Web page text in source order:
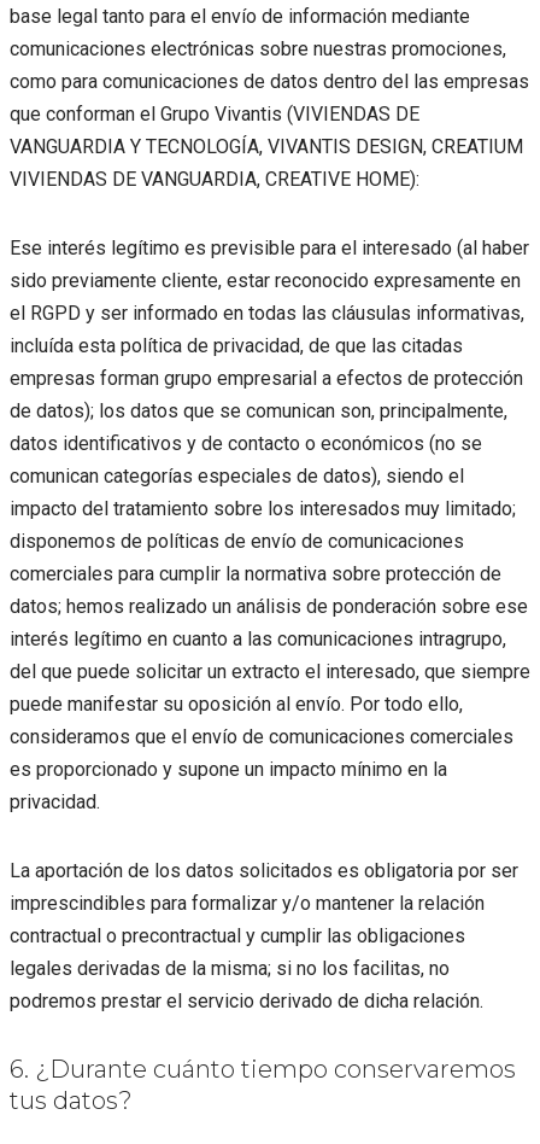
base legal tanto para el envío de información mediante
comunicaciones electrónicas sobre nuestras promociones,
como para comunicaciones de datos dentro del las empresas
que conforman el Grupo Vivantis (VIVIENDAS DE
VANGUARDIA Y TECNOLOGÍA, VIVANTIS DESIGN, CREATIUM
VIVIENDAS DE VANGUARDIA, CREATIVE HOME):
Ese interés legítimo es previsible para el interesado (al haber
sido previamente cliente, estar reconocido expresamente en
el RGPD y ser informado en todas las cláusulas informativas,
incluída esta política de privacidad, de que las citadas
empresas forman grupo empresarial a efectos de protección
de datos); los datos que se comunican son, principalmente,
datos identificativos y de contacto o económicos (no se
comunican categorías especiales de datos), siendo el
impacto del tratamiento sobre los interesados muy limitado;
disponemos de políticas de envío de comunicaciones
comerciales para cumplir la normativa sobre protección de
datos; hemos realizado un análisis de ponderación sobre ese
interés legítimo en cuanto a las comunicaciones intragrupo,
del que puede solicitar un extracto el interesado, que siempre
puede manifestar su oposición al envío. Por todo ello,
consideramos que el envío de comunicaciones comerciales
es proporcionado y supone un impacto mínimo en la
privacidad.
La aportación de los datos solicitados es obligatoria por ser
imprescindibles para formalizar y/o mantener la relación
contractual o precontractual y cumplir las obligaciones
legales derivadas de la misma; si no los facilitas, no
podremos prestar el servicio derivado de dicha relación.
6. ¿Durante cuánto tiempo conservaremos
tus datos?